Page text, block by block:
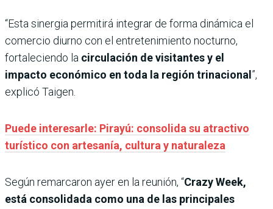
“Esta sinergia permitirá integrar de forma dinámica el
comercio diurno con el entretenimiento nocturno,
fortaleciendo la circulación de visitantes y el
impacto económico en toda la región trinacional ”,
explicó Taigen.
Puede interesarle: Pirayú: consolida su atractivo
turístico con artesanía, cultura y naturaleza
Según remarcaron ayer en la reunión, “Crazy Week,
está consolidada como una de las principales